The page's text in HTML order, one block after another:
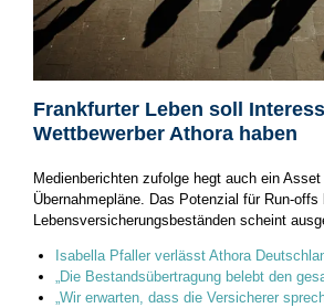
Frankfurter Leben soll
Wettbewerber Athora haben
Medienberichten zufolge hegt auch ein Asset
Übernahmepläne. Das Potenzial für Run-offs
Lebensversicherungsbeständen scheint
Isabella Pfaller verlässt Athora
„Die Bestandsübertragung belebt den
„Wir erwarten, dass die Versicherer